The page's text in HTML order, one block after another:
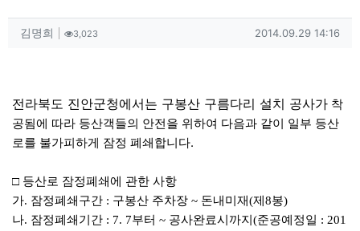
작성자 정보
김명희 작성3,023조회 작성일
2014.09.29 14:16
본문
전라북도 진안군청에서는 구봉산 구름다리 설치 공사가 착
공됨에 따라 등산객들의 안전을 위하여 다음과 같이 일부 등산
로를 불가피하게 잠정 폐쇄합니다.
□ 등산로 잠정폐쇄에 관한 사항
가. 잠정폐쇄구간 : 구봉산 주차장 ~ 돈내미재(제8봉)
나. 잠정폐쇄기간 : 7. 7부터 ~ 공사완료시까지(준공예정일 : 201